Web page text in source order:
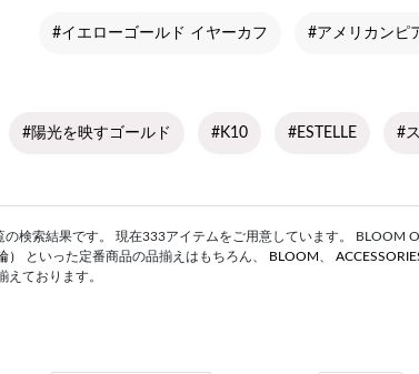
#イエローゴールド イヤーカフ #アメリカンピ
#陽光を映すゴールド #K10 #ESTELLE #
検索結果です。 現在333アイテムをご用意しています。 BLOOM
） といった定番商品の品揃えはもちろん、 BLOOM
えております。